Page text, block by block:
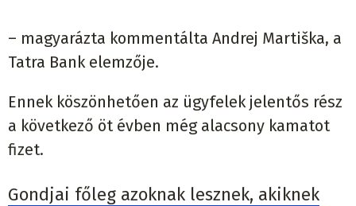
– magyarázta kommentálta Andrej Martiška, a
Tatra Bank elemzője.
Ennek köszönhetően az ügyfelek jelentős rész
a következő öt évben még alacsony kamatot
fizet.
Gondjai főleg azoknak lesznek, akiknek